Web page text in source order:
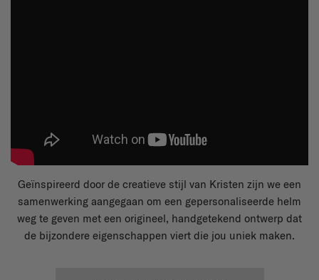
Geïnspireerd door de creatieve stijl van Kristen zijn we een
samenwerking aangegaan om een gepersonaliseerde helm
weg te geven met een origineel, handgetekend ontwerp dat
de bijzondere eigenschappen viert die jou uniek maken.